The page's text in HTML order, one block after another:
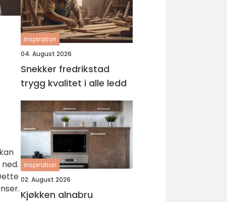
inspiration
04. August 2026
Snekker fredrikstad
trygg kvalitet i alle ledd
inspiration
02. August 2026
Kjøkken alnabru